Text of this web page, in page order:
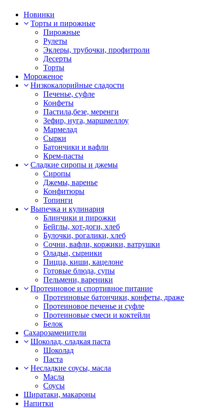
Новинки
Торты и пирожные
Пирожные
Рулеты
Эклеры, трубочки, профитроли
Десерты
Торты
Мороженое
Низкокалорийные сладости
Печенье, суфле
Конфеты
Пастила,безе, меренги
Зефир, нуга, маршмеллоу
Мармелад
Сырки
Батончики и вафли
Крем-пасты
Сладкие сиропы и джемы
Сиропы
Джемы, варенье
Конфитюры
Топинги
Выпечка и кулинария
Блинчики и пирожки
Бейглы, хот-доги, хлеб
Булочки, рогалики, хлеб
Сочни, вафли, коржики, ватрушки
Оладьи, сырники
Пицца, киши, кацелоне
Готовые блюда, супы
Пельмени, вареники
Протеиновое и спортивное питание
Протеиновые батончики, конфеты, драже
Протеиновое печенье и суфле
Протеиновые смеси и коктейли
Белок
Сахарозаменители
Шоколад, сладкая паста
Шоколад
Паста
Несладкие соусы, масла
Масла
Соусы
Ширатаки, макароны
Напитки